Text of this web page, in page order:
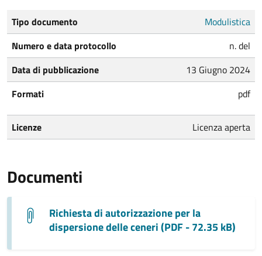
Tipo documento
Modulistica
Numero e data protocollo
n. del
Data di pubblicazione
13 Giugno 2024
Formati
pdf
Licenze Licenza aperta
Documenti
Richiesta di autorizzazione per la
dispersione delle ceneri (PDF - 72.35 kB)